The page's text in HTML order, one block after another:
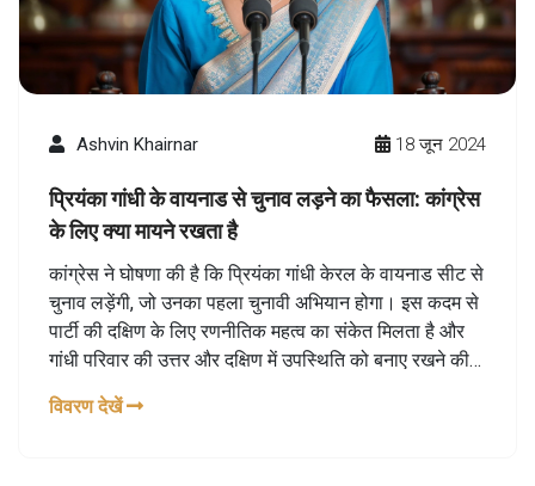
Ashvin Khairnar 18 जून 2024
प्रियंका गांधी के वायनाड से चुनाव लड़ने का फैसला: कांग्रेस
के लिए क्या मायने रखता है
कांग्रेस ने घोषणा की है कि प्रियंका गांधी केरल के वायनाड सीट से
चुनाव लड़ेंगी, जो उनका पहला चुनावी अभियान होगा। इस कदम से
पार्टी की दक्षिण के लिए रणनीतिक महत्व का संकेत मिलता है और
गांधी परिवार की उत्तर और दक्षिण में उपस्थिति को बनाए रखने की
रूप में देखा जा रहा है।
विवरण देखें